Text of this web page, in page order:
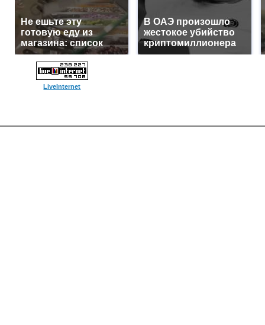
Не ешьте эту
готовую еду из
магазина: список
В ОАЭ произошло
жестокое убийство
криптомиллионера
LiveInternet